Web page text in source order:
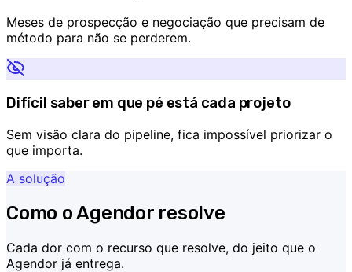
Meses de prospecção e negociação que precisam de
método para não se perderem.
Difícil saber em que pé está cada projeto
Sem visão clara do pipeline, fica impossível priorizar o
que importa.
A solução
Como o Agendor resolve
Cada dor com o recurso que resolve, do jeito que o
Agendor já entrega.